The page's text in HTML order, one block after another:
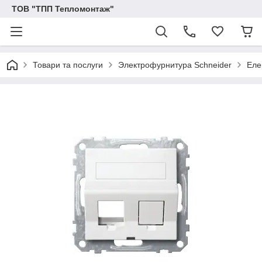
ТОВ "ТПП Тепломонтаж"
Товари та послуги Электрофурнитура Schneider